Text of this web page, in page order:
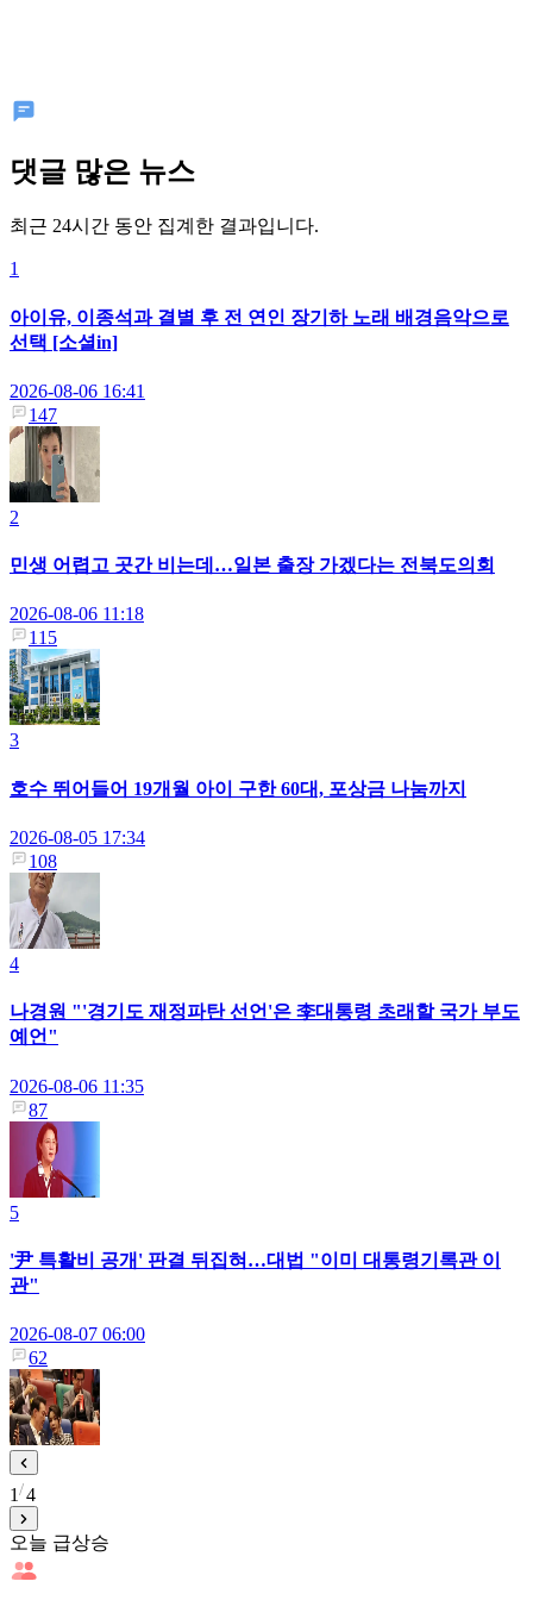
댓글 많은 뉴스
최근 24시간 동안 집계한 결과입니다.
1
아이유, 이종석과 결별 후 전 연인 장기하 노래 배경음악으로
선택 [소셜in]
2026-08-06 16:41
147
2
민생 어렵고 곳간 비는데…일본 출장 가겠다는 전북도의회
2026-08-06 11:18
115
3
호수 뛰어들어 19개월 아이 구한 60대, 포상금 나눔까지
2026-08-05 17:34
108
4
나경원 "'경기도 재정파탄 선언'은 李대통령 초래할 국가 부도
예언"
2026-08-06 11:35
87
5
'尹 특활비 공개' 판결 뒤집혀…대법 "이미 대통령기록관 이
관"
2026-08-07 06:00
62
1 4
오늘 급상승